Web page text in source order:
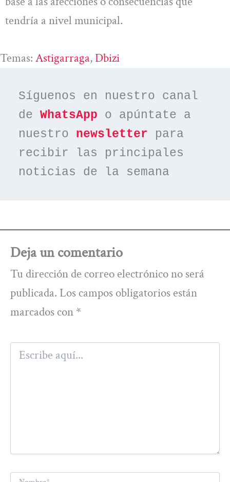
tendría a nivel municipal.
Temas: Astigarraga, Dbizi
Síguenos en nuestro canal
de WhatsApp o apúntate a
nuestro newsletter para
recibir las principales
noticias de la semana
Deja un comentario
Tu dirección de correo electrónico no será
publicada. Los campos obligatorios están
marcados con *
aquí...
Nombre*